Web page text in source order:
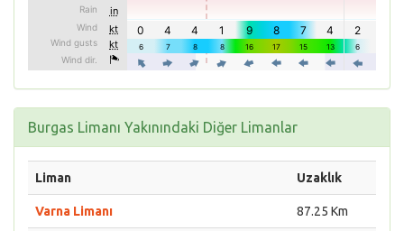
Burgas Limanı Yakınındaki Diğer Limanlar
Liman Uzaklık
Varna Limanı 87.25 Km